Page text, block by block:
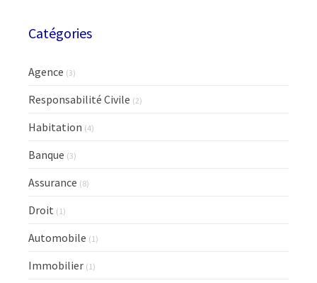
Catégories
Agence (3)
Responsabilité Civile (2)
Habitation (4)
Banque (3)
Assurance (8)
Droit (1)
Automobile (1)
Immobilier (1)